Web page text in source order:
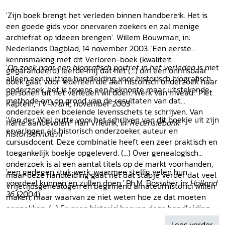
'Zijn boek brengt het verleden binnen handbereik. Het is
een goede gids voor onervaren zoekers en zal menige
archiefrat op ideeën brengen'. Willem Bouwman, in:
Nederlands Dagblad, 14 november 2003. 'Een eerste
kennismaking met dit Verloren-boek (kwaliteit
gegarandeerd) leerde mij dat het (...) om een onmisbaar
boek gaat voor iedereen die aan historisch onderzoek naar
personen uit het verleden wil doen. Werk van niveau.' Piet
Kaptein,TV-krant,november 2003
'Op zoek naar een biografisch portret in het verledenis niet
alleen een nuttige handleiding voor historisch biografisch
onderzoek, het is tevens een beknopte maar uitstekende
methode om op grond van de resultaten van dat
onderzoek een boeiende levensschets te schrijven. Van
harte aanbevolen!' Han Vrielink, in:Recensiebank
historischhuis.nl
'Van der Wiel putte voor het schrijven van dit boekje uit zijn
ervaringen als historisch onderzoeker, auteur en
cursusdocent. Deze combinatie heeft een zeer praktisch en
toegankelijk boekje opgeleverd. (...) Over genealogisch
onderzoek is al een aantal titels op de markt voorhanden,
maar deze handleiding gaat net dat stapje verder dat veel
vrijetijdsgenealogen en beginnend amateurhistorici willen
maken, maar waarvan ze niet weten hoe ze dat moeten
aanpakken. (...) Ervaren historici hoeven deze handleiding
echter niet helemaal links te laten liggen, zij zullen veel
'een gedegen stuk werk, waarmee stellig velen hun
voordeel kunnen en zullen doen.' Ph.M. Bosscher in:Holland
36(2004).